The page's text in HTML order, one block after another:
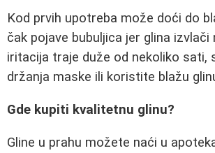
Kod prvih upotreba može doći do
čak pojave bubuljica jer glina
iritacija traje duže od nekoliko sati,
držanja maske ili koristite blažu
Gde kupiti kvalitetnu glinu?
Gline u prahu možete naći u